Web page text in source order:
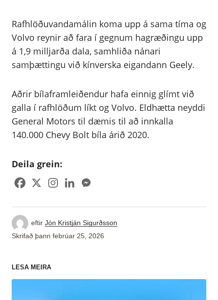
Rafhlöðuvandamálin koma upp á sama tíma og
Volvo reynir að fara í gegnum hagræðingu upp
á 1,9 milljarða dala, samhliða nánari
samþættingu við kínverska eigandann Geely.
Aðrir bílaframleiðendur hafa einnig glímt við
galla í rafhlöðum líkt og Volvo. Eldhætta neyddi
General Motors til dæmis til að innkalla
140.000 Chevy Bolt bíla árið 2020.
Deila grein:
eftir Jón Kristján Sigurðsson
Skrifað þann febrúar 25, 2026
LESA MEIRA